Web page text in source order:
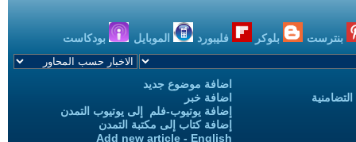
بنترست بلوكر فليبورد الموبايل بودكاست
اضافة موضوع جديد
اضافة خبر
إضافة يوتيوب-فلم إلى يوتيوب التمدن
إضافة كتاب إلى مكتبة التمدن
Add new article - English